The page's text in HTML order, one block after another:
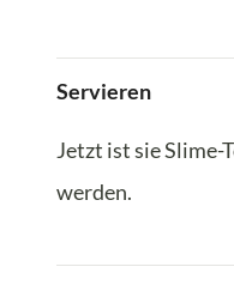
Servieren
Jetzt ist sie Slime-
werden.